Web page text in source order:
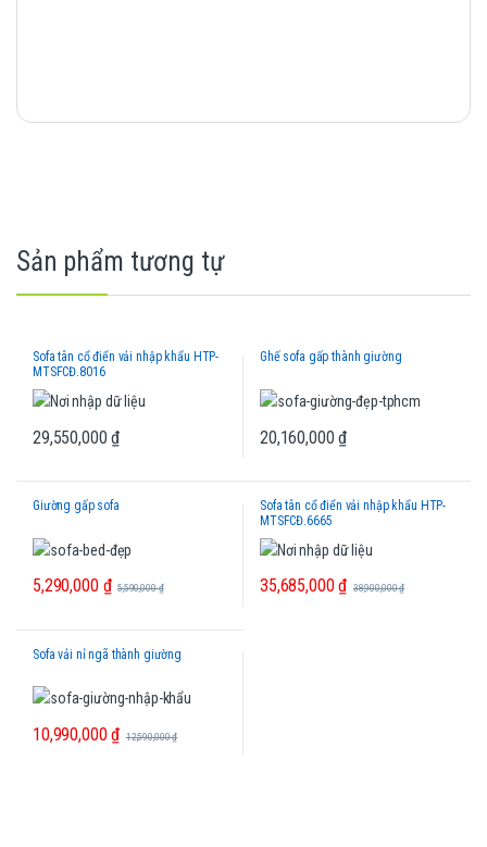
Sản phẩm tương tự
Sofa tân cổ điển vải nhập khẩu HTP-
MTSFCĐ.8016
29,550,000₫
Ghế sofa gấp thành giường
20,160,000₫
Giường gấp sofa
5,290,000 ₫ 5,590,000₫
Sofa tân cổ điển vải nhập khẩu HTP-
MTSFCĐ.6665
35,685,000₫ 38,900,000₫
Sofa vải nỉ ngã thành giường
10,990,000₫ 12,590,000₫